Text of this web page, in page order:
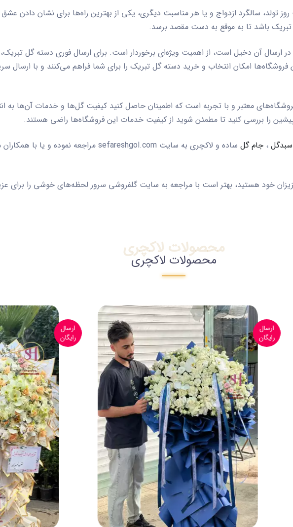
تولد، سالگرد ازدواج و یا هر مناسبت دیگری، یکی از بهترین راه‌ها برای نشان دادن
باشد تا به موقع به دست مقصد برسد.
ارسال آن دخیل است، از اهمیت ویژه‌ای برخوردار است. برای ارسال فوری دسته گل
فروشگاه‌ها امکان انتخاب و خرید دسته گل تبریک را برای شما فراهم می‌کنند و با ارسال
معتبر و با تجربه است که اطمینان حاصل کنید کیفیت گل‌ها و خدمات آن‌ها به
را بررسی کنید تا مطمئن شوید از کیفیت خدمات این فروشگاه‌ها راضی هستند.
سبدگل ، جام گل
خود هستید، بهتر است با مراجعه به سایت گلفروشی سرور لحظه‌های خوشی را برای
محصولات لاکچری
محصولات لاکچری
ارسال
رایگان
ارسال
رایگان